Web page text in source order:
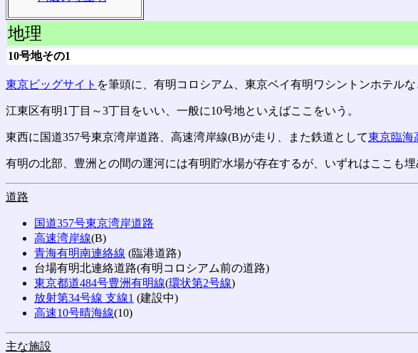
地理
10号地その1
東京ビッグサイト を筆頭に、有明コロシアム、東京ベイ有明ワシントンホテルな
江東区有明1丁目～3丁目をいい、一般に10号地といえばここをいう。
東西に国道357号東京湾岸道路、高速湾岸線(B)が走り、また鉄道として東京臨海
有明の北部、豊洲との間の運河には有明貯水場が存在するが、いずれはここも埋
道路
国道357号東京湾岸道路
高速湾岸線(B)
青海有明南連絡線 (臨港道路)
台場有明北連絡道路(有明コロシアム前の道路)
東京都道484号豊洲有明線(環状第2号線)
放射第34号線 支線1 (建設中)
高速10号晴海線(10)
主な施設